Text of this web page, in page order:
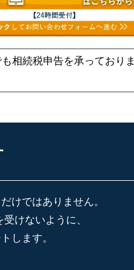
相続税申告を承っておりま
けではありません。
けないように、
します。